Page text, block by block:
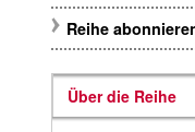
Reihe
Über die Reihe